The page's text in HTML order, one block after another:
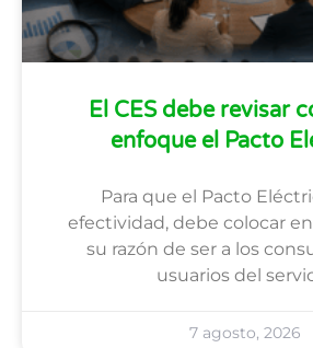
El CES debe revisar
enfoque el Pacto
Para que el Pacto
efectividad, debe colocar
su razón de ser a los
usuarios del
7 agosto, 2026